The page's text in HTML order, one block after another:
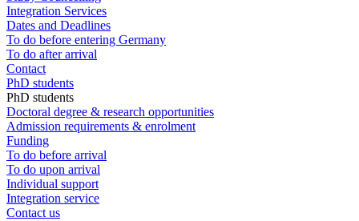
Integration Services
Dates and Deadlines
To do before entering Germany
To do after arrival
Contact
PhD students
PhD students
Doctoral degree & research opportunities
Admission requirements & enrolment
Funding
To do before arrival
To do upon arrival
Individual support
Integration service
Contact us